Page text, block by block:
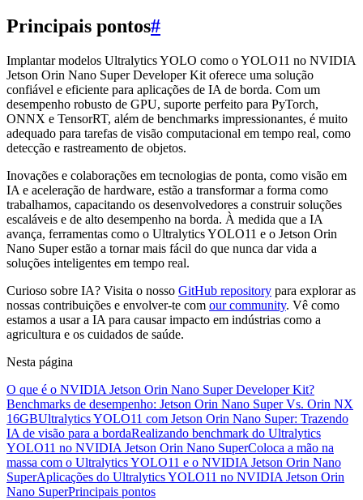
Principais pontos#
Implantar modelos Ultralytics YOLO como o YOLO11 no NVIDIA
Jetson Orin Nano Super Developer Kit oferece uma solução
confiável e eficiente para aplicações de IA de borda. Com um
desempenho robusto de GPU, suporte perfeito para PyTorch,
ONNX e TensorRT, além de benchmarks impressionantes, é muito
adequado para tarefas de visão computacional em tempo real, como
detecção e rastreamento de objetos.
Inovações e colaborações em tecnologias de ponta, como visão em
IA e aceleração de hardware, estão a transformar a forma como
trabalhamos, capacitando os desenvolvedores a construir soluções
escaláveis e de alto desempenho na borda. À medida que a IA
avança, ferramentas como o Ultralytics YOLO11 e o Jetson Orin
Nano Super estão a tornar mais fácil do que nunca dar vida a
soluções inteligentes em tempo real.
Curioso sobre IA? Visita o nosso GitHub repository para explorar as
nossas contribuições e envolver-te com our community. Vê como
estamos a usar a IA para causar impacto em indústrias como a
agricultura e os cuidados de saúde.
Nesta página
O que é o NVIDIA Jetson Orin Nano Super Developer Kit?
Benchmarks de desempenho: Jetson Orin Nano Super Vs. Orin NX
16GBUltralytics YOLO11 com Jetson Orin Nano Super: Trazendo
IA de visão para a bordaRealizando benchmark do Ultralytics
YOLO11 no NVIDIA Jetson Orin Nano SuperColoca a mão na
massa com o Ultralytics YOLO11 e o NVIDIA Jetson Orin Nano
SuperAplicações do Ultralytics YOLO11 no NVIDIA Jetson Orin
Nano SuperPrincipais pontos